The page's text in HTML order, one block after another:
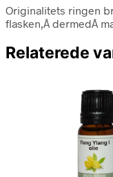
Originalitets ringen
flasken,Â dermedÂ
Relaterede